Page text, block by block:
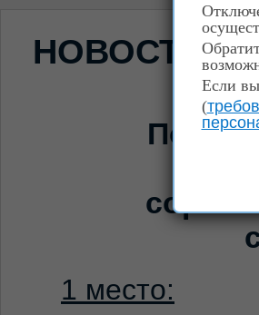
Если вы
(
НОВОСТИ
1 место: